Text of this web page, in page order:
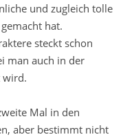
und zugleich tolle
hat.
steckt schon
man auch in der
wird.
Mal in den
aber bestimmt nicht